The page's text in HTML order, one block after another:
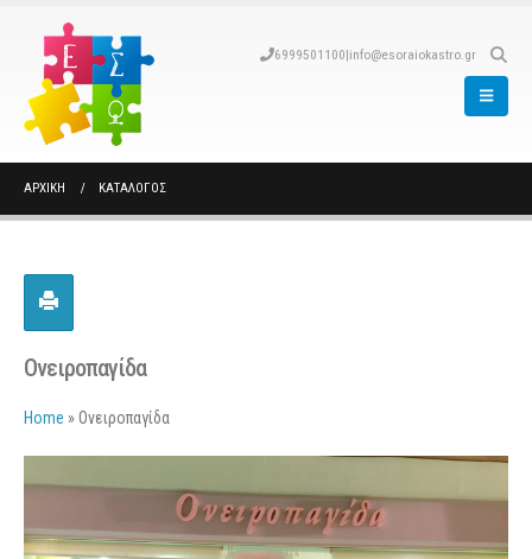
6999501100|info@esoraiokastro.gr
ΑΡΧΙΚΉ ΚΑΤΆΛΟΓΟΣ
Ονειροπαγίδα
Home »Ονειροπαγίδα